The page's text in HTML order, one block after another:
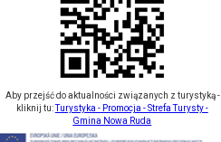
2024
Aby przejść do aktualności związanych z turystyką -
kliknij tu:Turystyka - Promocja - Strefa Turysty -
Gmina Nowa Ruda